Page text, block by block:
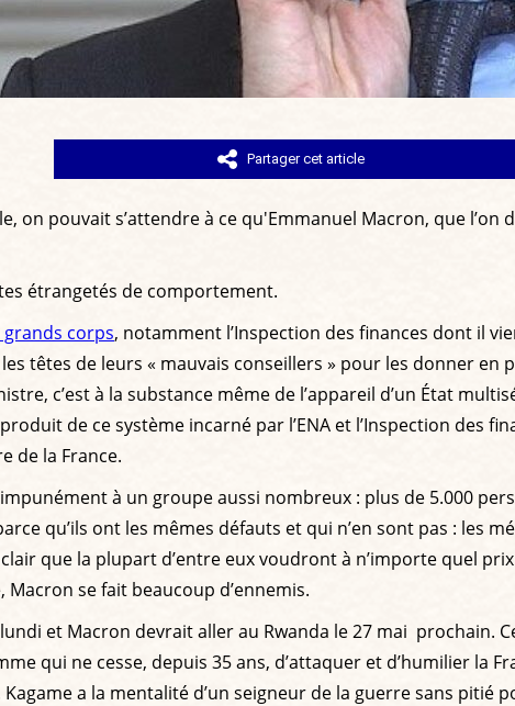
Partager cet article
on pouvait s’attendre à ce qu'Emmanuel Macron, que
étrangetés de comportement.
grands corps, notamment l’Inspection des finances dont il
têtes de leurs « mauvais conseillers » pour les donner en
c’est à la substance même de l’appareil d’un État
de ce système incarné par l’ENA et l’Inspection des
de la France.
à un groupe aussi nombreux : plus de 5.000
qu’ils ont les mêmes défauts et qui n’en sont pas : les
que la plupart d’entre eux voudront à n’importe quel
se fait beaucoup d’ennemis.
et Macron devrait aller au Rwanda le 27 mai prochain.
qui ne cesse, depuis 35 ans, d’attaquer et d’humilier la
Kagame a la mentalité d’un seigneur de la guerre sans